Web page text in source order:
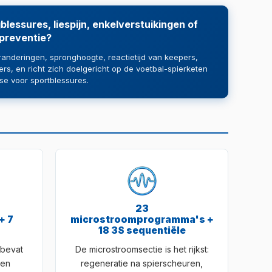
liespijn, enkelverstuikingen of
spronghoogte, reactietijd van keepers,
en richt zich doelgericht op de voetbal-spierketen
voor sportblessures.
7
23
microstroomprogramma's +
18 3S sequentiële
De microstroomsectie is het rijkst:
regeneratie na spierscheuren,